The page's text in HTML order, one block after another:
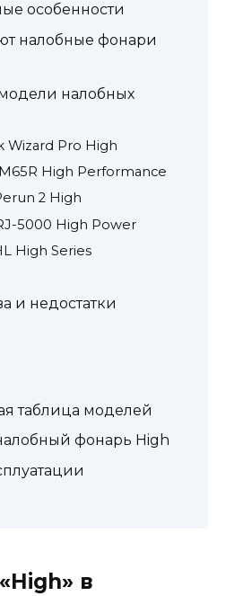
особенности
налобные фонари
налобных
Wizard Pro High
High Performance
2 High
5000 High Power
High Series
и недостатки
таблица моделей
фонарь High
в